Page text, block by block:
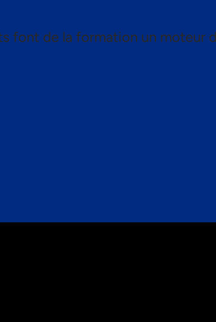
font de la formation un moteur